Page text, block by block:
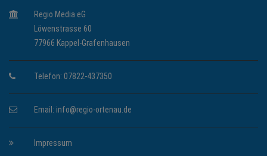
Regio Media eG
Löwenstrasse 60
77966 Kappel-Grafenhausen
Telefon: 07822-437350
Email: info@regio-ortenau.de
Impressum